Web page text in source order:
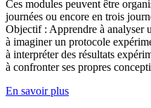
Ces modules peuvent être
journées ou encore en trois
Objectif : Apprendre à analyser
à imaginer un protocole
à interpréter des résultats
à confronter ses propres
En savoir plus